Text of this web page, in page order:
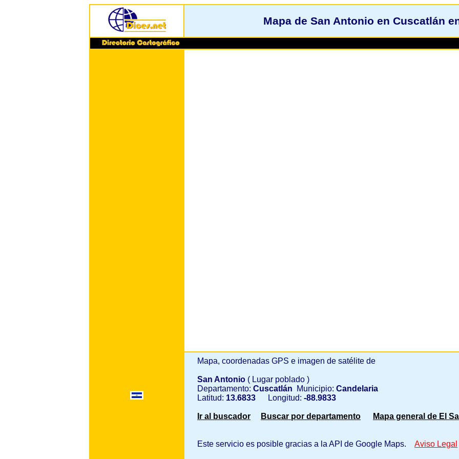
Mapa de San Antonio en Cuscatlán
Mapa, coordenadas GPS e imagen de satélite de
San Antonio ( Lugar poblado )
Departamento: Cuscatlán Municipio: Candelaria
Latitud: 13.6833 Longitud: -88.9833
Ir al buscador Buscar por departamento Mapa general de El
Este servicio es posible gracias a la API de Google Maps. Aviso Legal